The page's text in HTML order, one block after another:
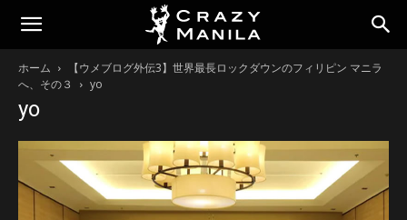
ホーム
【ウメブログ外伝3】世界最長ロックダウンのフィリピン マニラ
へ、その３
yo
yo